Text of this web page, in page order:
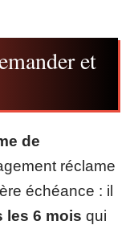
et
de
réclame
échéance : il
les 6 mois qui